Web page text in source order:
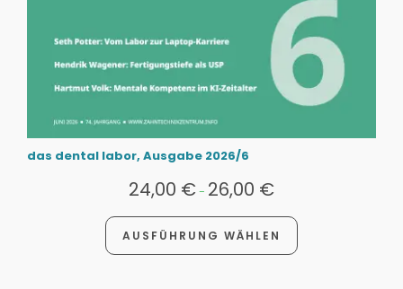
das dental labor, Ausgabe 2026/6
24,00 €- 26,00 €
AUSFÜHRUNG WÄHLEN